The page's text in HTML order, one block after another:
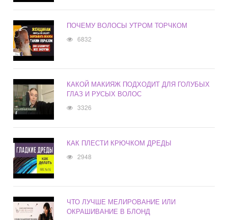
ПОЧЕМУ ВОЛОСЫ УТРОМ ТОРЧКОМ
6832
КАКОЙ МАКИЯЖ ПОДХОДИТ ДЛЯ ГОЛУБЫХ
ГЛАЗ И РУСЫХ ВОЛОС
3326
КАК ПЛЕСТИ КРЮЧКОМ ДРЕДЫ
2948
ЧТО ЛУЧШЕ МЕЛИРОВАНИЕ ИЛИ
ОКРАШИВАНИЕ В БЛОНД